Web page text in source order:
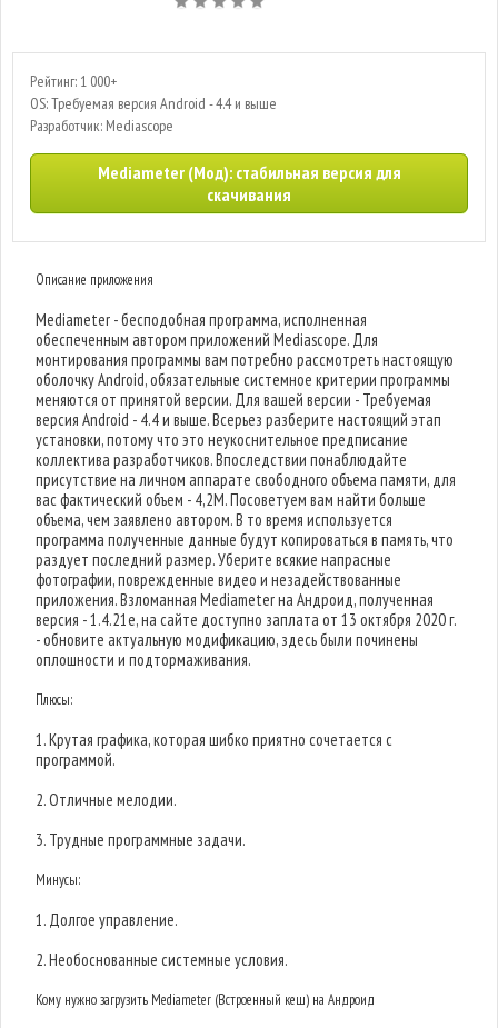
Рейтинг: 1 000+
OS: Требуемая версия Android - 4.4 и выше
Разработчик: Mediascope
Mediameter (Мод): стабильная версия для
скачивания
Описание приложения
Mediameter - бесподобная программа, исполненная
обеспеченным автором приложений Mediascope. Для
монтирования программы вам потребно рассмотреть настоящую
оболочку Android, обязательные системное критерии программы
меняются от принятой версии. Для вашей версии - Требуемая
версия Android - 4.4 и выше. Всерьез разберите настоящий этап
установки, потому что это неукоснительное предписание
коллектива разработчиков. Впоследствии понаблюдайте
присутствие на личном аппарате свободного объема памяти, для
вас фактический объем - 4,2M. Посоветуем вам найти больше
объема, чем заявлено автором. В то время используется
программа полученные данные будут копироваться в память, что
раздует последний размер. Уберите всякие напрасные
фотографии, поврежденные видео и незадействованные
приложения. Взломанная Mediameter на Андроид, полученная
версия - 1.4.21e, на сайте доступно заплата от 13 октября 2020 г.
- обновите актуальную модификацию, здесь были починены
оплошности и подтормаживания.
Плюсы:
1. Крутая графика, которая шибко приятно сочетается с
программой.
2. Отличные мелодии.
3. Трудные программные задачи.
Минусы:
1. Долгое управление.
2. Необоснованные системные условия.
Кому нужно загрузить Mediameter (Встроенный кеш) на Андроид